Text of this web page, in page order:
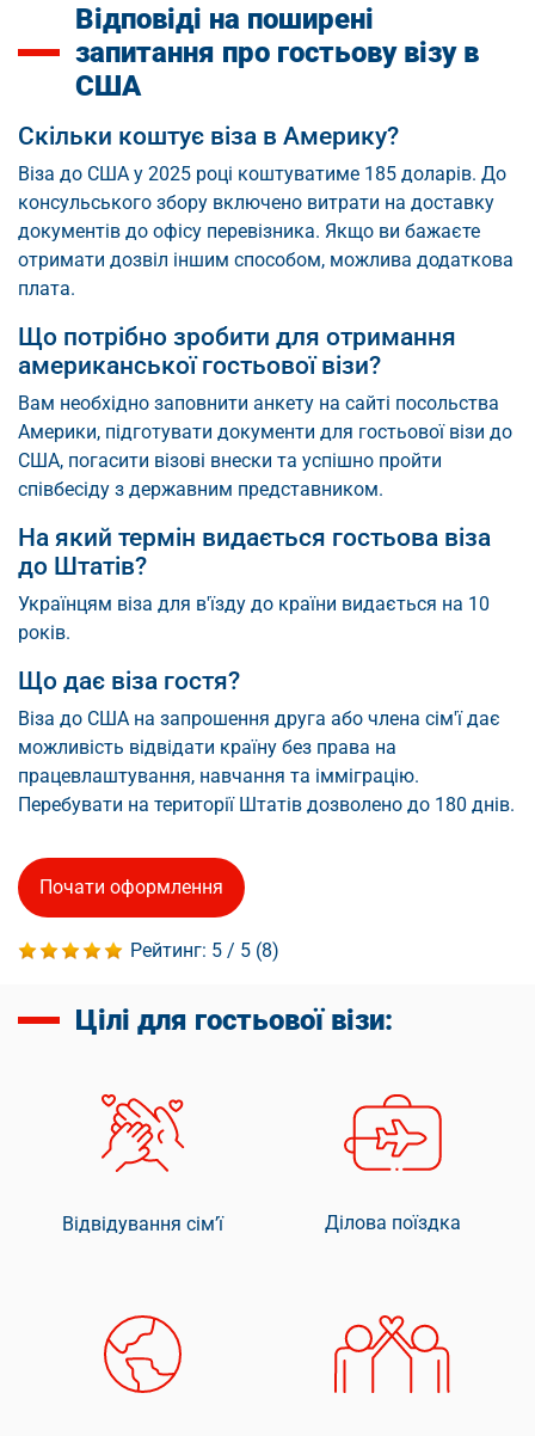
Відповіді на поширені
запитання про гостьову візу в
США
Скільки коштує віза в Америку?
Віза до США у 2025 році коштуватиме 185 доларів. До
консульського збору включено витрати на доставку
документів до офісу перевізника. Якщо ви бажаєте
отримати дозвіл іншим способом, можлива додаткова
плата.
Що потрібно зробити для отримання
американської гостьової візи?
Вам необхідно заповнити анкету на сайті посольства
Америки, підготувати документи для гостьової візи до
США, погасити візові внески та успішно пройти
співбесіду з державним представником.
На який термін видається гостьова віза
до Штатів?
Українцям віза для в'їзду до країни видається на 10
років.
Що дає віза гостя?
Віза до США на запрошення друга або члена сім'ї дає
можливість відвідати країну без права на
працевлаштування, навчання та імміграцію.
Перебувати на території Штатів дозволено до 180 днів.
Почати оформлення
Рейтинг: 5 / 5 (8)
Цілі для гостьової візи:
Відвідування сім’ї Ділова поїздка